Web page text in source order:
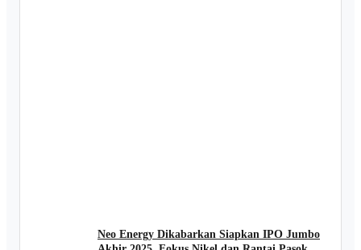
Neo Energy Dikabarkan Siapkan IPO Jumbo